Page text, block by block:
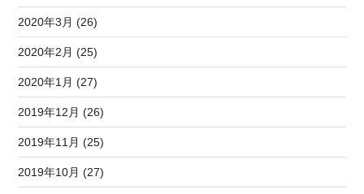
2020年3月 (26)
2020年2月 (25)
2020年1月 (27)
2019年12月 (26)
2019年11月 (25)
2019年10月 (27)